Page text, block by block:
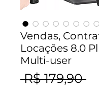
Vendas,
Locações 8.0
Multi-user
R$ 179,90